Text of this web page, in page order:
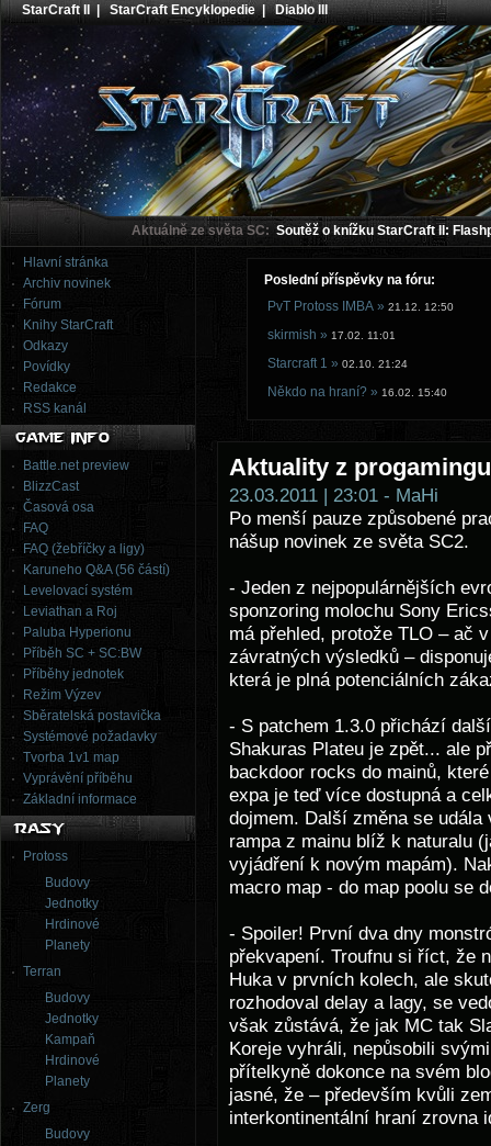
StarCraft II |StarCraft Encyklopedie|Diablo III
Aktuálně ze světa SC: Soutěž o knížku StarCraft II:
Hlavní stránka
Archiv novinek
Fórum
Knihy StarCraft
Odkazy
Povídky
Redakce
RSS kanál
Battle.net preview
BlizzCast
Časová osa
FAQ
FAQ (žebříčky a ligy)
Karuneho Q&A (56 částí)
Levelovací systém
Leviathan a Roj
Paluba Hyperionu
Příběh SC + SC:BW
Příběhy jednotek
Režim Výzev
Sběratelská postavička
Systémové požadavky
Tvorba 1v1 map
Vyprávění příběhu
Základní informace
Protoss
Budovy
Jednotky
Hrdinové
Planety
Terran
Budovy
Jednotky
Kampaň
Hrdinové
Planety
Zerg
Budovy
Poslední příspěvky na fóru:
PvT Protoss IMBA » 21.12. 12:50
skirmish » 17.02. 11:01
Starcraft 1 » 02.10. 21:24
Někdo na hraní? » 16.02. 15:40
Aktuality z
23.03.2011 | 23:01 - MaHi
Po menší pauze způsobené
nášup novinek ze světa SC2.
- Jeden z nejpopulárnějších
sponzoring molochu Sony
má přehled, protože TLO – ač
závratných výsledků –
která je plná potenciálních
- S patchem 1.3.0 přichází
Shakuras Plateu je zpět... ale
backdoor rocks do mainů,
expa je teď více dostupná a
dojmem. Další změna se
rampa z mainu blíž k naturalu
vyjádření k novým mapám).
macro map - do map poolu se
- Spoiler! První dva dny
překvapení. Troufnu si říct, že
Huka v prvních kolech, ale
rozhodoval delay a lagy, se
však zůstává, že jak MC tak
Koreje vyhráli, nepůsobili
přítelkyně dokonce na svém
jasné, že – především kvůli
interkontinentální hraní zrovna